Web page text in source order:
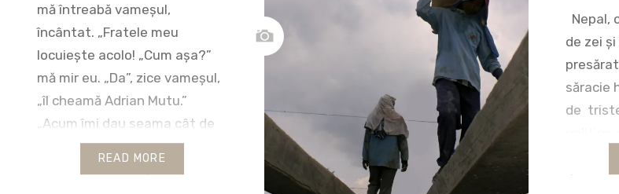
mă întreabă vameșul,
încântat. „Fratele meu
locuiește acolo! „Cum așa?”
mă mir eu. „Da”, zice vameșul,
„îl cheamă Adrian Mutu.”
„Acum îmi dau seama cât de
bine semănați cu el!”, îi spun
READ MORE
Nepal,
de zei
săracie
de